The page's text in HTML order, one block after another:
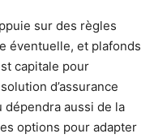
sur des règles
éventuelle, et plafonds
capitale pour
d’assurance
aussi de la
options pour adapter